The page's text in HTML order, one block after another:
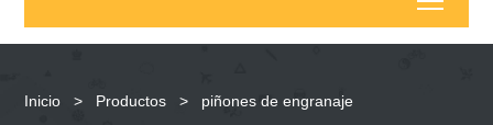
Inicio > Productos > piñones de engranaje